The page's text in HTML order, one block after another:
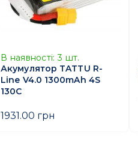
В наявності: 3 шт.
Акумулятор TATTU R-
Line V4.0 1300mAh 4S
130C
1931.00 грн